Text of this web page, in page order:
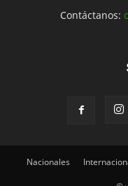
Contáctanos:
Nacionales